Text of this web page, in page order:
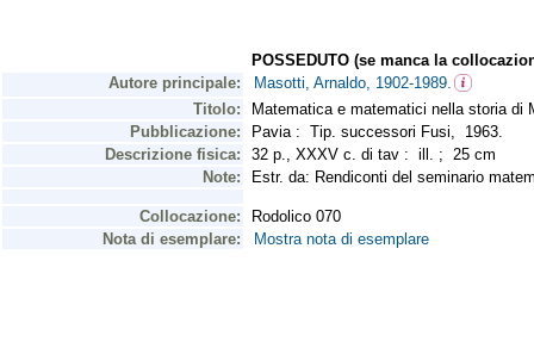
POSSEDUTO (se manca la
Autore principale:
Masotti, Arnaldo, 1902-1989.
Titolo:
Matematica e matematici nella storia di
Pubblicazione:
Pavia : Tip. successori Fusi, 1963.
Descrizione fisica:
32 p., XXXV c. di tav : ill. ; 25 cm
Note:
Estr. da: Rendiconti del seminario
Collocazione:
Rodolico 070
Nota di esemplare:
Mostra nota di esemplare